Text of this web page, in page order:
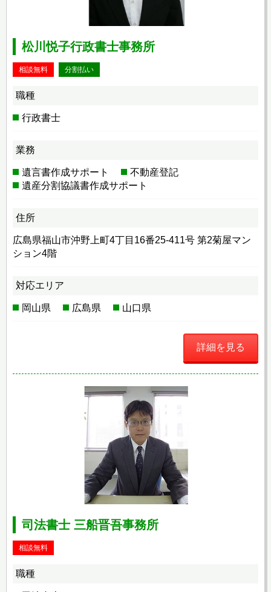
松川悦子行政書士事務所
相談無料 分割払い
職種
行政書士
業務
遺言書作成サポート
不動産登記
遺産分割協議書作成サポート
住所
広島県福山市沖野上町4丁目16番25-411号 第2菊屋マン
ション4階
対応エリア
岡山県 広島県 山口県
詳細を見る
司法書士 三船晋吾事務所
相談無料
職種